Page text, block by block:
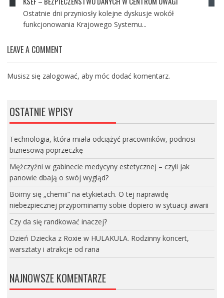
Ostatnie dni przyniosły kolejne dyskusje wokół
funkcjonowania Krajowego Systemu...
LEAVE A COMMENT
Musisz się zalogować, aby móc dodać komentarz.
OSTATNIE WPISY
Technologia, która miała odciążyć pracowników, podnosi
biznesową poprzeczkę
Mężczyźni w gabinecie medycyny estetycznej – czyli jak
panowie dbają o swój wygląd?
Boimy się „chemii” na etykietach. O tej naprawdę
niebezpiecznej przypominamy sobie dopiero w sytuacji awarii
Czy da się randkować inaczej?
Dzień Dziecka z Roxie w HULAKULA. Rodzinny koncert,
warsztaty i atrakcje od rana
NAJNOWSZE KOMENTARZE